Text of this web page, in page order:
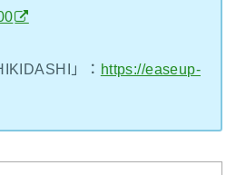
」： https://easeup-